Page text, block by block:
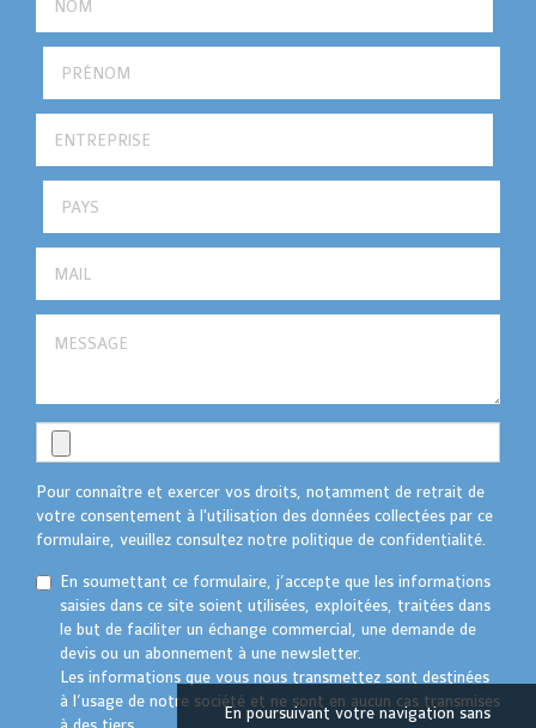
Pour connaître et exercer vos droits, notamment de retrait de
votre consentement à l'utilisation des données collectées par ce
formulaire, veuillez consultez notre politique de confidentialité.
En soumettant ce formulaire, j’accepte que les informations
saisies dans ce site soient utilisées, exploitées, traitées dans
le but de faciliter un échange commercial, une demande de
devis ou un abonnement à une newsletter.
Les informations que vous nous transmettez sont destinées
à l’usage de notre société et ne sont en aucun cas transmises
En poursuivant votre navigation sans